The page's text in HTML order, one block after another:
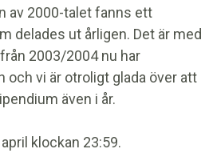
av 2000-talet fanns ett
delades ut årligen. Det är med
2003/2004 nu har
och vi är otroligt glada över att
även i år.
klockan 23:59.